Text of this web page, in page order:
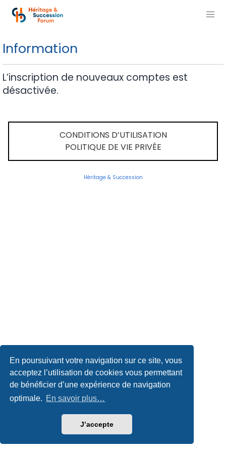
En poursuivant votre navigation sur ce site, vous
acceptez l’utilisation de cookies vous permettant
de bénéficier d’une expérience de navigation
optimale. En savoir plus…
J’accepte
Information
L’inscription de nouveaux comptes est
désactivée.
CONDITIONS D’UTILISATION
POLITIQUE DE VIE PRIVÉE
Héritage & Succession